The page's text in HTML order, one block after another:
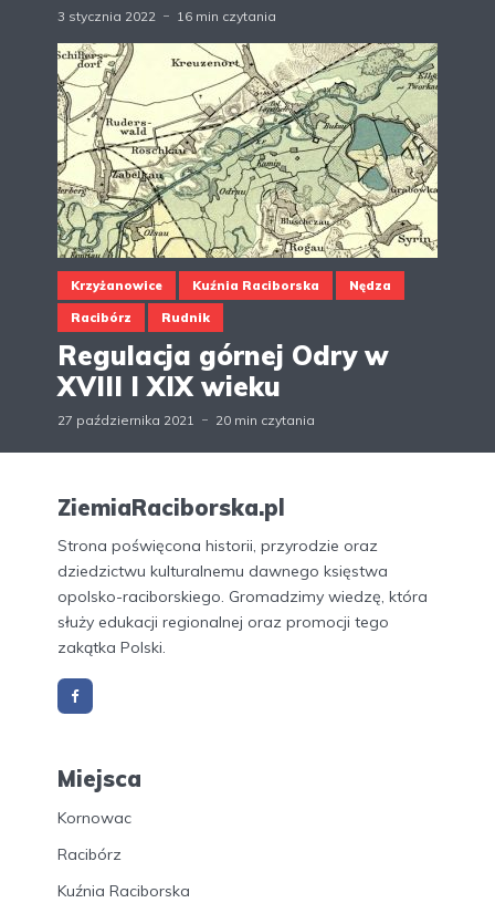
3 stycznia 2022 16 min czytania
Krzyżanowice Kuźnia Raciborska Nędza
Racibórz Rudnik
Regulacja górnej Odry w
XVIII I XIX wieku
27 października 2021 20 min czytania
ZiemiaRaciborska.pl
Strona poświęcona historii, przyrodzie oraz
dziedzictwu kulturalnemu dawnego księstwa
opolsko-raciborskiego. Gromadzimy wiedzę, która
służy edukacji regionalnej oraz promocji tego
zakątka Polski.
Miejsca
Kornowac
Racibórz
Kuźnia Raciborska